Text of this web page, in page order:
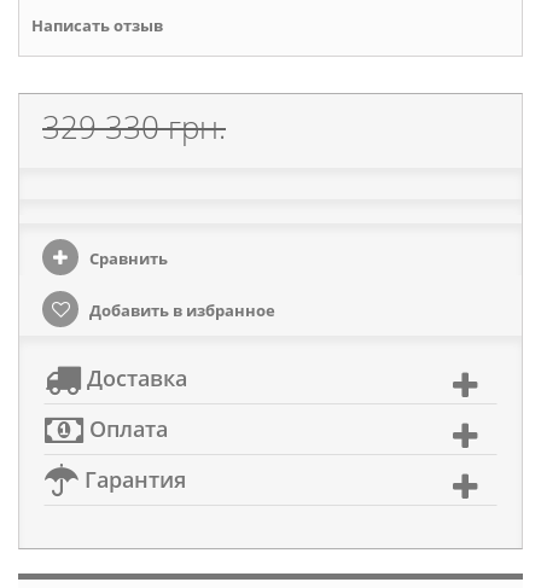
Написать отзыв
329 330 грн.
Сравнить
Добавить в избранное
Доставка
Оплата
Гарантия